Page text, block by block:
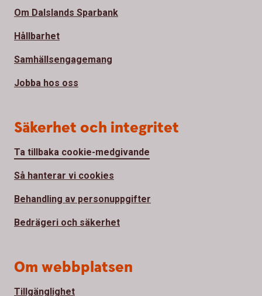
Om Dalslands Sparbank
Hållbarhet
Samhällsengagemang
Jobba hos oss
Säkerhet och integritet
Ta tillbaka cookie-medgivande
Så hanterar vi cookies
Behandling av personuppgifter
Bedrägeri och säkerhet
Om webbplatsen
Tillgänglighet